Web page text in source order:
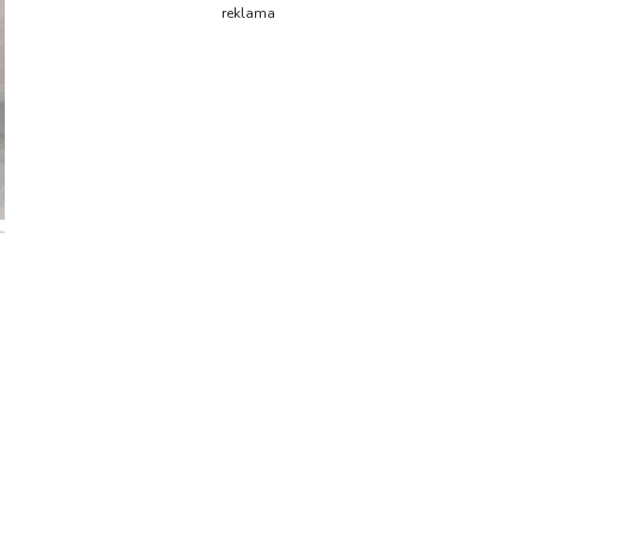
reklama